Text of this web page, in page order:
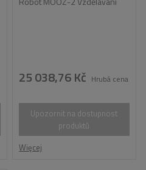
25 038,76 Kč Hrubá cena
Upozornit na dostupnost
produktů
Więcej